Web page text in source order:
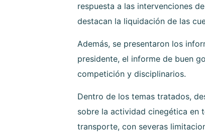
respuesta a las intervenciones
destacan la liquidación de las
Además, se presentaron los
presidente, el informe de buen
competición y disciplinarios.
Dentro de los temas tratados,
sobre la actividad cinegética en
transporte, con severas